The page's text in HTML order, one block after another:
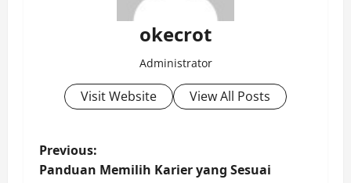
okecrot
Administrator
Visit Website View All Posts
P
Previous:
Panduan Memilih Karier yang Sesuai